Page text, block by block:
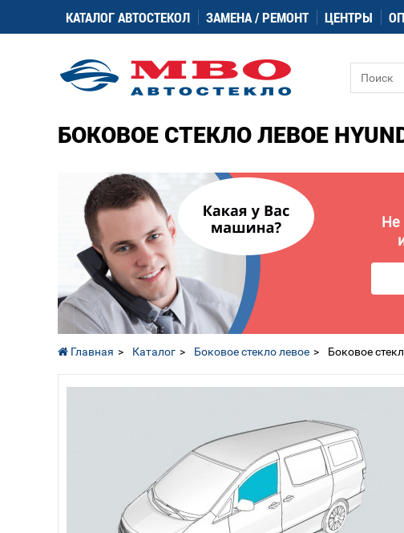
КАТАЛОГ АВТОСТЕКОЛ ЗАМЕНА / РЕМОНТ ЦЕНТРЫ
БОКОВОЕ СТЕКЛО ЛЕВОЕ
Не
Главная Каталог Боковое стекло левое Боковое